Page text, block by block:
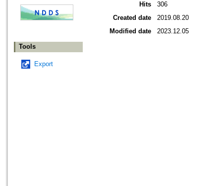
Tools
Export
Hits
306
Created date
2019.08.20
Modified date
2023.12.05